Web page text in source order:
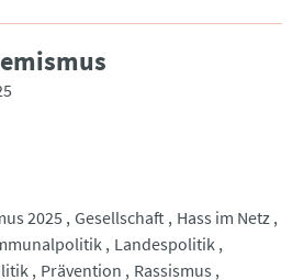
2025 Gesellschaft Hass im Netz
Landespolitik
Prävention Rassismus